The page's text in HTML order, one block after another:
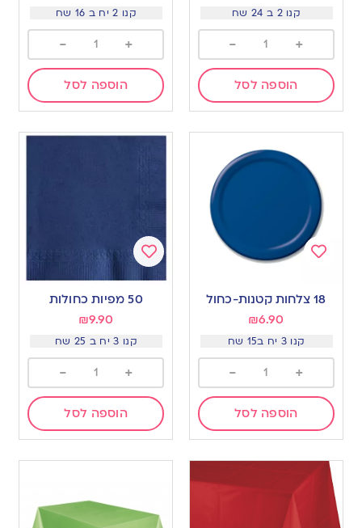
קנו 2 ב 24 שח
+
-
הוספה לסל
קנו 2 יח ב 16 שח
+
-
הוספה לסל
to
18 צלחות קטנות-כחול
₪6.90
קנו 3 יח ב15 שח
+
-
הוספה לסל
Add
50 מפיות כחולות
₪9.90
קנו 3 יח ב 25 שח
+
-
הוספה לסל